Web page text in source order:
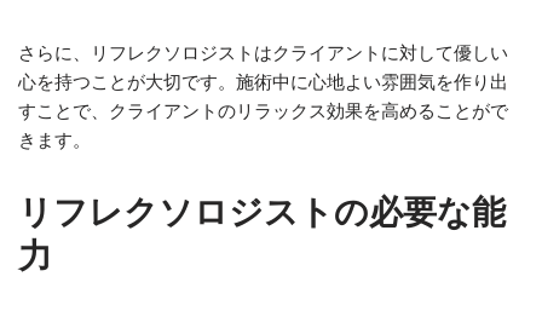
さらに、リフレクソロジストはクライアントに対して優しい
心を持つことが大切です。施術中に心地よい雰囲気を作り出
すことで、クライアントのリラックス効果を高めることがで
きます。
リフレクソロジストの必要な能
力